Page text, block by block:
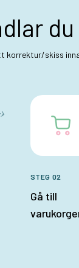
korrektur/skiss
STEG 02
Gå till